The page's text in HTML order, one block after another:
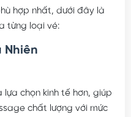
hợp nhất, dưới đây là
từng loại vé:
Nhiên
chọn kinh tế hơn, giúp
chất lượng với mức